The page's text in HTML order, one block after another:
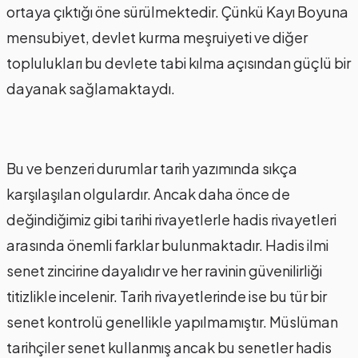
ortaya çıktığı öne sürülmektedir. Çünkü Kayı Boyuna
mensubiyet, devlet kurma meşruiyeti ve diğer
toplulukları bu devlete tabi kılma açısından güçlü bir
dayanak sağlamaktaydı.
Bu ve benzeri durumlar tarih yazımında sıkça
karşılaşılan olgulardır. Ancak daha önce de
değindiğimiz gibi tarihi rivayetlerle hadis rivayetleri
arasında önemli farklar bulunmaktadır. Hadis ilmi
senet zincirine dayalıdır ve her ravinin güvenilirliği
titizlikle incelenir. Tarih rivayetlerinde ise bu tür bir
senet kontrolü genellikle yapılmamıştır. Müslüman
tarihçiler senet kullanmış ancak bu senetler hadis